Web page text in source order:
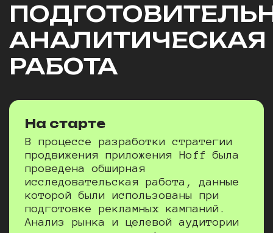
АНАЛИТИЧЕСКАЯ
РАБОТА
На старте
В процессе разработки стратегии
продвижения приложения Hoff была
проведена обширная
исследовательская работа, данные
которой были использованы при
подготовке рекламных кампаний.
Анализ рынка и целевой аудитории